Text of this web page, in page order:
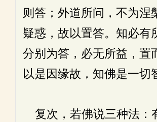
则答；外道所问，不为涅
疑惑，故以置答。知必有
分别为答，必无所益，置
以是因缘故，知佛是一切
复次，若佛说三种法：